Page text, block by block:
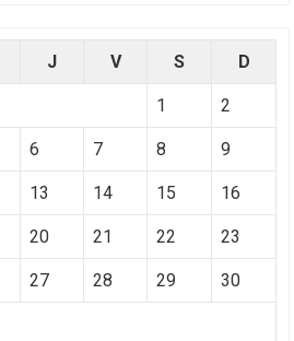
J V S D
1 2
6 7 8 9
13 14 15 16
20 21 22 23
27 28 29 30